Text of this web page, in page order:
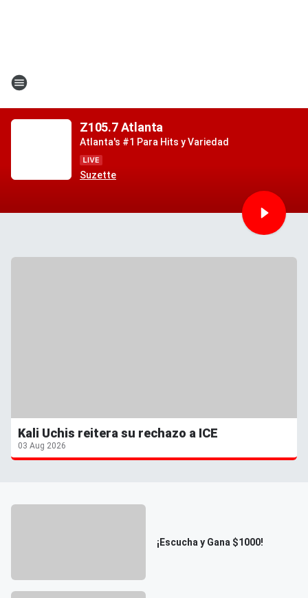
Z105.7 Atlanta
Atlanta's #1 Para Hits y Variedad
Suzette
Kali Uchis reitera su rechazo a ICE
03 Aug 2026
¡Escucha y Gana $1000!